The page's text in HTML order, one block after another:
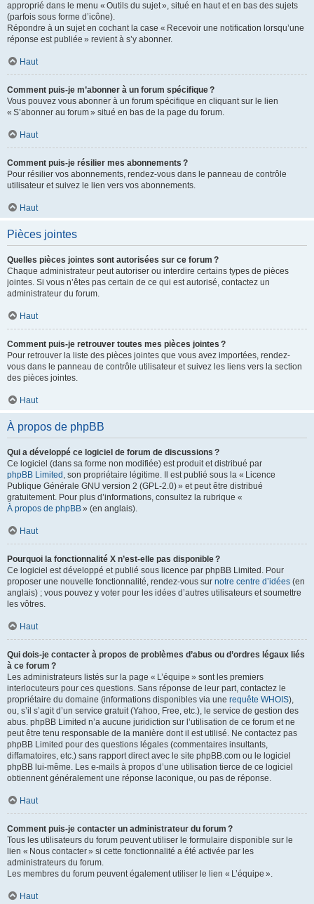
approprié dans le menu « Outils du sujet », situé en haut et en bas des sujets
(parfois sous forme d’icône).
Répondre à un sujet en cochant la case « Recevoir une notification lorsqu’une
réponse est publiée » revient à s’y abonner.
Haut
Comment puis-je m’abonner à un forum spécifique ?
Vous pouvez vous abonner à un forum spécifique en cliquant sur le lien
« S’abonner au forum » situé en bas de la page du forum.
Haut
Comment puis-je résilier mes abonnements ?
Pour résilier vos abonnements, rendez-vous dans le panneau de contrôle
utilisateur et suivez le lien vers vos abonnements.
Haut
Pièces jointes
Quelles pièces jointes sont autorisées sur ce forum ?
Chaque administrateur peut autoriser ou interdire certains types de pièces
jointes. Si vous n’êtes pas certain de ce qui est autorisé, contactez un
administrateur du forum.
Haut
Comment puis-je retrouver toutes mes pièces jointes ?
Pour retrouver la liste des pièces jointes que vous avez importées, rendez-
vous dans le panneau de contrôle utilisateur et suivez les liens vers la section
des pièces jointes.
Haut
À propos de phpBB
Qui a développé ce logiciel de forum de discussions ?
Ce logiciel (dans sa forme non modifiée) est produit et distribué par
phpBB Limited , son propriétaire légitime. Il est publié sous la « Licence
Publique Générale GNU version 2 (GPL-2.0) » et peut être distribué
gratuitement. Pour plus d’informations, consultez la rubrique «
À propos de phpBB» (en anglais).
Haut
Pourquoi la fonctionnalité X n’est-elle pas disponible ?
Ce logiciel est développé et publié sous licence par phpBB Limited. Pour
proposer une nouvelle fonctionnalité, rendez-vous sur notre centre d’idées (en
anglais) ; vous pouvez y voter pour les idées d’autres utilisateurs et soumettre
les vôtres.
Haut
Qui dois-je contacter à propos de problèmes d’abus ou d’ordres légaux liés
à ce forum ?
Les administrateurs listés sur la page « L’équipe » sont les premiers
interlocuteurs pour ces questions. Sans réponse de leur part, contactez le
propriétaire du domaine (informations disponibles via une requête WHOIS),
ou, s’il s’agit d’un service gratuit (Yahoo, Free, etc.), le service de gestion des
abus. phpBB Limited n’a aucune juridiction sur l’utilisation de ce forum et ne
peut être tenu responsable de la manière dont il est utilisé. Ne contactez pas
phpBB Limited pour des questions légales (commentaires insultants,
diffamatoires, etc.) sans rapport direct avec le site phpBB.com ou le logiciel
phpBB lui-même. Les e-mails à propos d’une utilisation tierce de ce logiciel
obtiennent généralement une réponse laconique, ou pas de réponse.
Haut
Comment puis-je contacter un administrateur du forum ?
Tous les utilisateurs du forum peuvent utiliser le formulaire disponible sur le
lien « Nous contacter » si cette fonctionnalité a été activée par les
administrateurs du forum.
Les membres du forum peuvent également utiliser le lien « L’équipe ».
Haut